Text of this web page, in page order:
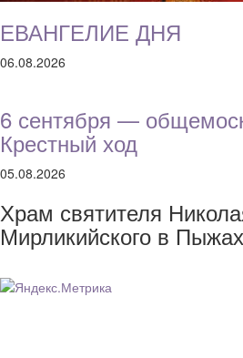
ЕВАНГЕЛИЕ ДНЯ
06.08.2026
6 сентября —
Крестный ход
05.08.2026
Храм святителя
Мирликийского в Пыжах